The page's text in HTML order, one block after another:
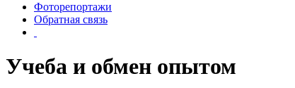
Фоторепортажи
Обратная связь
Учеба и обмен опытом